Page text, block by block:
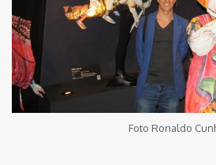
Foto Ronaldo